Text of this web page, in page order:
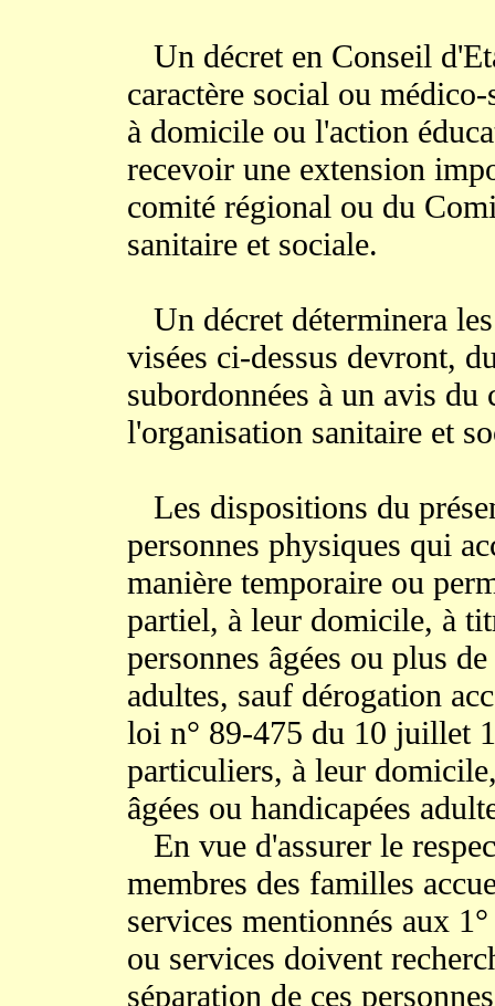
Un décret en Conseil
caractère social ou
à domicile ou l'action
recevoir une extension
comité régional ou du
sanitaire et sociale.
Un décret déterminera
visées ci-dessus devront,
subordonnées à un avis
l'organisation sanitaire et
Les dispositions du
personnes physiques qui
manière temporaire ou
partiel, à leur domicile, à
personnes âgées ou plus
adultes, sauf dérogation
loi n° 89-475 du 10 juillet
particuliers, à leur
âgées ou handicapées
En vue d'assurer le
membres des familles
services mentionnés aux
ou services doivent
séparation de ces